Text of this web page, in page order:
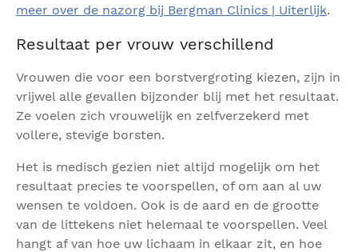
meer over de nazorg bij Bergman Clinics | Uiterlijk.
Resultaat per vrouw verschillend
Vrouwen die voor een borstvergroting kiezen, zijn in
vrijwel alle gevallen bijzonder blij met het resultaat.
Ze voelen zich vrouwelijk en zelfverzekerd met
vollere, stevige borsten.
Het is medisch gezien niet altijd mogelijk om het
resultaat precies te voorspellen, of om aan al uw
wensen te voldoen. Ook is de aard en de grootte
van de littekens niet helemaal te voorspellen. Veel
hangt af van hoe uw lichaam in elkaar zit, en hoe